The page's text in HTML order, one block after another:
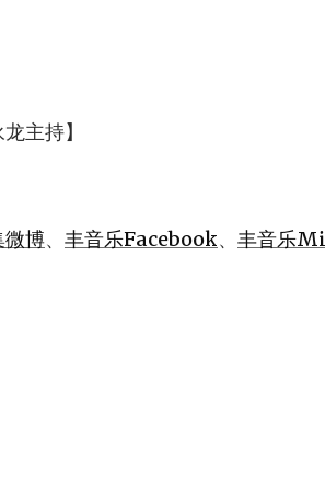
主持】
微博、 丰音乐Facebook、 丰音乐